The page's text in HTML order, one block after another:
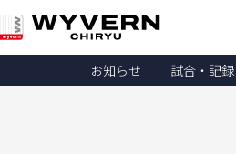
お知らせ 試合・記録